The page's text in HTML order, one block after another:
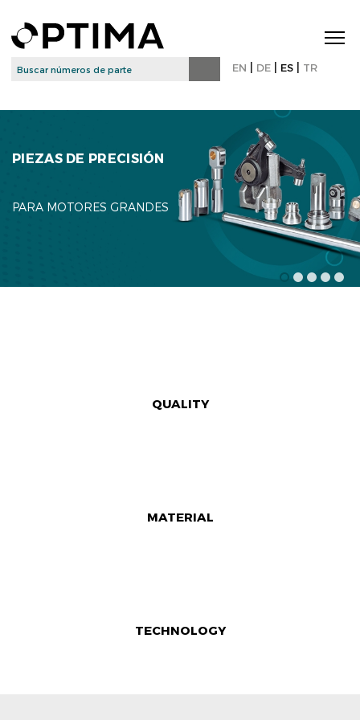
EN DE ES TR
PIEZAS DE PRECISIÓN
PARA MOTORES GRANDES
QUALITY
MATERIAL
TECHNOLOGY